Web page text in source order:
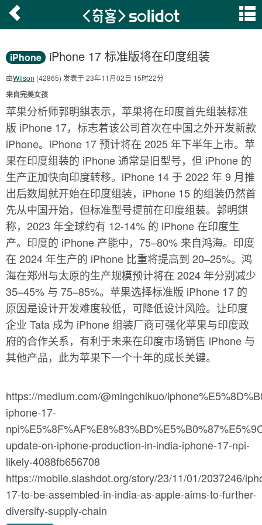
iPhone iPhone 17 标准版将在印度组装
由Wilson (42865) 发表于 23年11月02日 15时22分
来自完美女孩
苹果分析师郭明錤表示，苹果将在印度首先组装标准
版 iPhone 17，标志着该公司首次在中国之外开发新款
iPhone。iPhone 17 预计将在 2025 年下半年上市。苹
果在印度组装的 iPhone 通常是旧型号，但 iPhone 的
生产正加快向印度转移。iPhone 14 于 2022 年 9 月推
出后数周就开始在印度组装，iPhone 15 的组装仍然首
先从中国开始，但标准型号提前在印度组装。郭明錤
称，2023 年全球约有 12-14% 的 iPhone 在印度生
产。印度的 iPhone 产能中，75–80% 来自鸿海。印度
在 2024 年生产的 iPhone 比重将提高到 20–25%。鸿
海在郑州与太原的生产规模预计将在 2024 年分别减少
35–45% 与 75–85%。苹果选择标准版 iPhone 17 的
原因是设计开发难度较低，可降低设计风险。让印度
企业 Tata 成为 iPhone 组装厂商可强化苹果与印度政
府的合作关系，有利于未来在印度市场销售 iPhone 与
其他产品，此为苹果下一个十年的成长关键。
https://medium.com/@mingchikuo/
iphone-17-
update-on-iphone-production-in-india-iphone-17-npi-
likely-4088fb656708
https://mobile.slashdot.org/story/23/11/01/2037246/
17-to-be-assembled-in-india-as-apple-aims-to-further-
diversify-supply-chain